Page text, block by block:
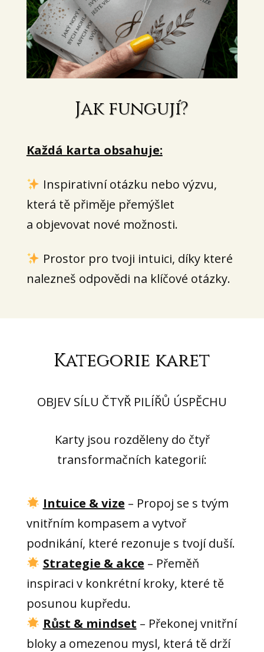
Jak fungují?
Každá karta obsahuje:
Inspirativní otázku nebo výzvu,
která tě přiměje přemýšlet
a objevovat nové možnosti.
Prostor pro tvoji intuici, díky které
nalezneš odpovědi na klíčové otázky.
Kategorie karet
OBJEV SÍLU ČTYŘ PILÍŘŮ ÚSPĚCHU
Karty jsou rozděleny do čtyř
transformačních kategorií:
Intuice & vize – Propoj se s tvým
vnitřním kompasem a vytvoř
podnikání, které rezonuje s tvojí duší.
Strategie & akce – Přeměň
inspiraci v konkrétní kroky, které tě
posunou kupředu.
Růst & mindset – Překonej vnitřní
bloky a omezenou mysl, která tě drží